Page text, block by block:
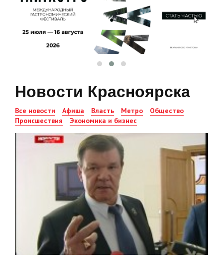
Новости Красноярска
Все новости Афиша Власть Метро
Общество
Происшествия
Экономика и бизнес